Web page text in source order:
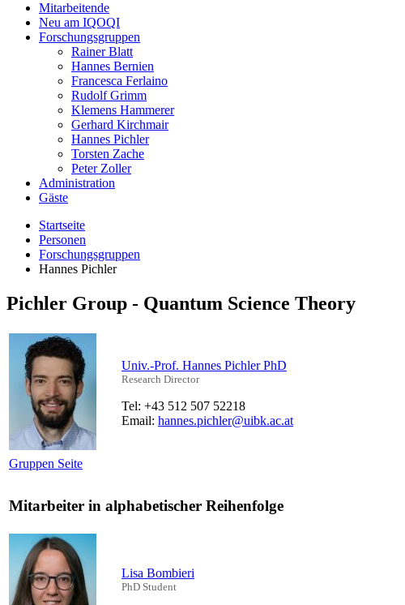
Mitarbeitende
Neu am IQOQI
Forschungsgruppen
Rainer Blatt
Hannes Bernien
Francesca Ferlaino
Rudolf Grimm
Klemens Hammerer
Gerhard Kirchmair
Hannes Pichler
Torsten Zache
Peter Zoller
Administration
Gäste
Startseite
Personen
Forschungsgruppen
Hannes Pichler
Pichler Group - Quantum Science Theory
Univ.-Prof. Hannes Pichler PhD
Research Director
Tel: +43 512 507 52218
Email: hannes.pichler@uibk.ac.at
Gruppen Seite
Mitarbeiter in alphabetischer Reihenfolge
Lisa Bombieri
PhD Student